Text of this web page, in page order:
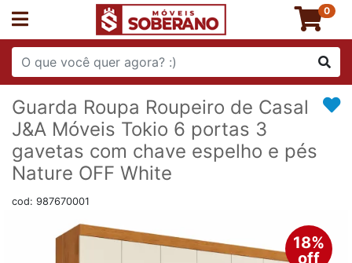
0
Guarda Roupa Roupeiro de Casal
J&A Móveis Tokio 6 portas 3
gavetas com chave espelho e pés
Nature OFF White
cod: 987670001
18%
off